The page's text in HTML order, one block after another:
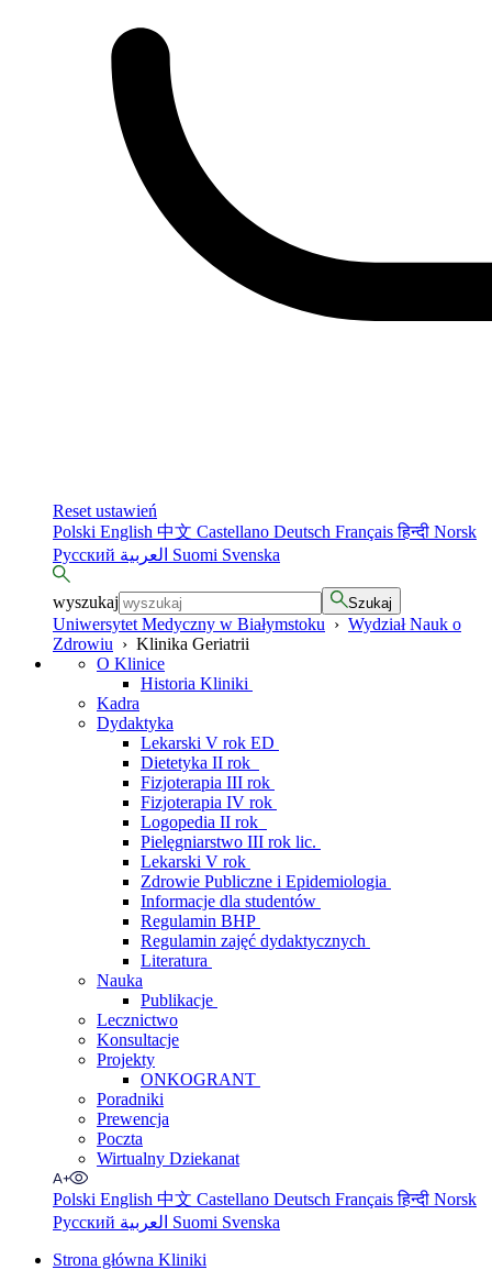
Reset ustawień
Polski English 中文 Castellano Deutsch Françaisहिन्दी Norsk
Русский
Suomi Svenska
wyszukaj Szukaj
Uniwersytet Medyczny w Białymstoku › Wydział Nauk o
Zdrowiu › Klinika Geriatrii
O Klinice
Historia Kliniki
Kadra
Dydaktyka
Lekarski V rok ED
Dietetyka II rok
Fizjoterapia III rok
Fizjoterapia IV rok
Logopedia II rok
Pielęgniarstwo III rok lic.
Lekarski V rok
Zdrowie Publiczne i Epidemiologia
Informacje dla studentów
Regulamin BHP
Regulamin zajęć dydaktycznych
Literatura
Nauka
Publikacje
Lecznictwo
Konsultacje
Projekty
ONKOGRANT
Poradniki
Prewencja
Poczta
Wirtualny Dziekanat
Polski English 中文 Castellano Deutsch Françaisहिन्दी Norsk
Русский
Suomi Svenska
Strona główna Kliniki